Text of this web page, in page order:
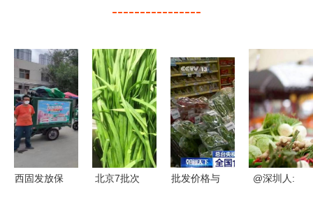
----------------
西固发放保
北京7批次
批发价格与
@深圳人: